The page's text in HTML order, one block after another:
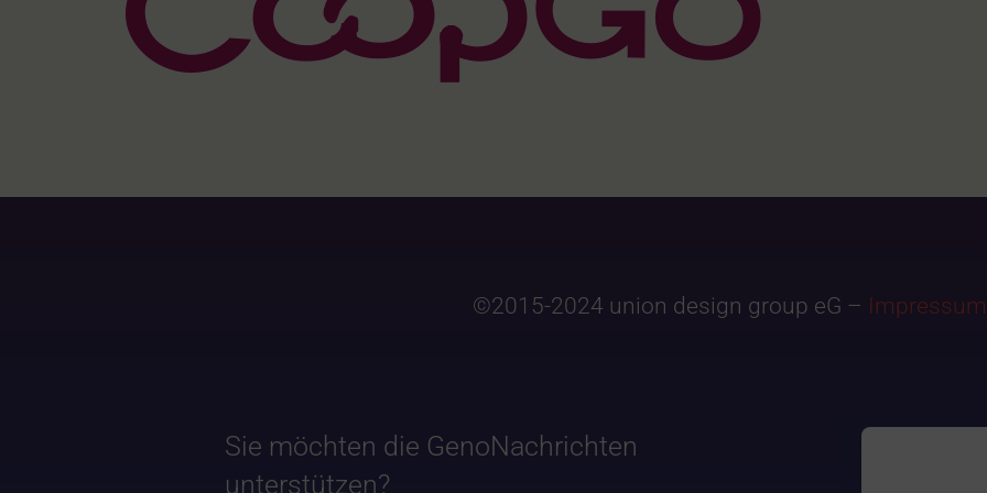
©2015-2024 union design group eG – Impressum
Sie möchten die GenoNachrichten
unterstützen?